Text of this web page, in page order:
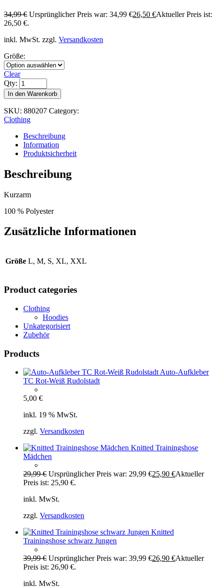
34,99€ Ursprünglicher Preis war: 34,99 €26,50 €Aktueller Preis ist:
26,50 €.
inkl. MwSt. zzgl. Versandkosten
Größe:
Clear
Qty:
In den Warenkorb
SKU: 880207 Category:
Clothing
Beschreibung
Information
Produktsicherheit
Beschreibung
Kurzarm
100 % Polyester
Zusätzliche Informationen
Größe L, M, S, XL, XXL
Product categories
Clothing
Hoodies
Unkategorisiert
Zubehör
Products
Auto-Aufkleber
TC Rot-Weiß Rudolstadt
5,00 €
inkl. 19 % MwSt.
zzgl. Versandkosten
Knitted Trainingshose
Mädchen
29,99€ Ursprünglicher Preis war: 29,99 €25,90 €Aktueller
Preis ist: 25,90 €.
inkl. MwSt.
zzgl. Versandkosten
Knitted
Trainingshose schwarz Jungen
39,99€ Ursprünglicher Preis war: 39,99 €26,90 €Aktueller
Preis ist: 26,90 €.
inkl. MwSt.